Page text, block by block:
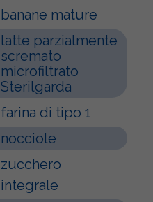
banane mature
latte parzialmente
scremato
microfiltrato
Sterilgarda
farina di tipo 1
nocciole
zucchero
integrale